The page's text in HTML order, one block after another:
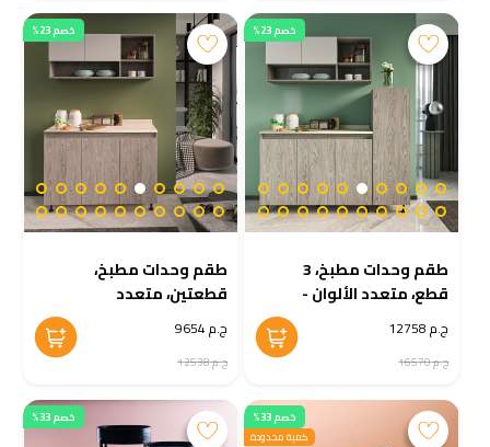
خصم 23%
طقم وحدات مطبخ، 3
قطع، متعدد الألوان -
KM-EG38-180ج.م 12758
ج.م 16570
خصم 23%
طقم وحدات مطبخ،
قطعتين، متعدد
179
ج.م 9654
ج.م 12538
خصم 33%
كمية محدودة
خصم 33%